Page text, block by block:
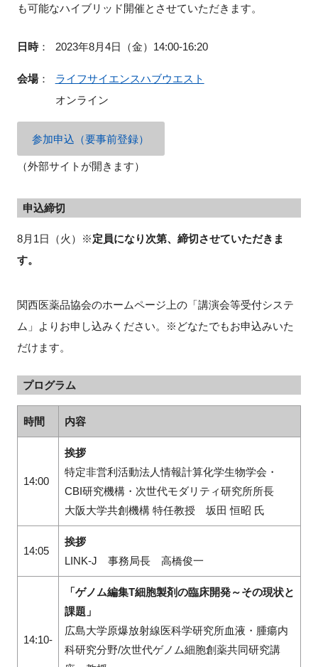
も可能なハイブリッド開催とさせていただきます。
日時： 2023年8月4日（金）14:00-16:20
会場：
ライフサイエンスハブウエスト
オンライン
参加申込（要事前登録）
（外部サイトが開きます）
申込締切
8月1日（火）※定員になり次第、締切させていただきま
す。
関西医薬品協会のホームページ上の「講演会等受付システ
ム」よりお申し込みください。※どなたでもお申込みいた
だけます。
プログラム
時間 内容
14:00
挨拶
特定非営利活動法人情報計算化学生物学会・
CBI研究機構・次世代モダリティ研究所所長
大阪大学共創機構 特任教授 坂田 恒昭 氏
14:05
挨拶
LINK-J 事務局長 高橋俊一
14:10-
「ゲノム編集T細胞製剤の臨床開発～その現状と
課題」
広島大学原爆放射線医科学研究所血液・腫瘍内
科研究分野/次世代ゲノム細胞創薬共同研究講